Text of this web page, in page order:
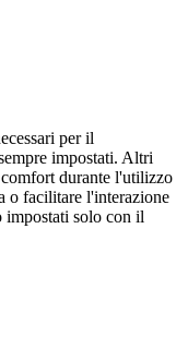
per il
impostati. Altri
durante l'utilizzo
o facilitare l'interazione
solo con il